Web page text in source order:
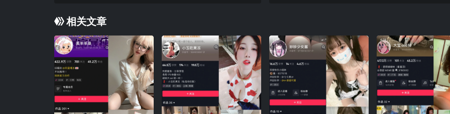
相关文章